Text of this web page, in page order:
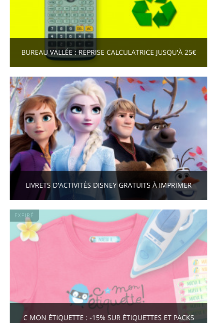
BUREAU VALLÉE : REPRISE CALCULATRICE JUSQU'À 25€
LIVRETS D'ACTIVITÉS DISNEY GRATUITS À IMPRIMER
EXPIRÉ
C MON ÉTIQUETTE : -15% SUR ÉTIQUETTES ET PACKS